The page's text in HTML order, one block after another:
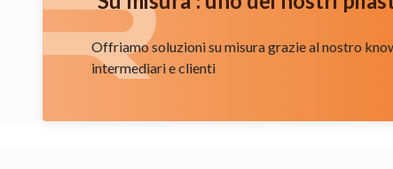
Offriamo soluzioni su misura grazie al nostro
intermediari e clienti